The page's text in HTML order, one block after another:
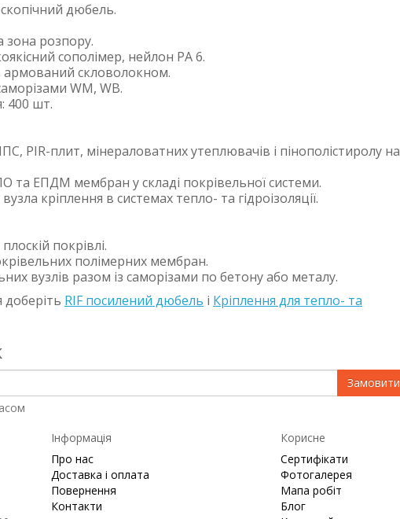
дюбель.
зона розпору.
сополімер, нейлон PA 6.
армований скловолокном.
WM, WB.
400 шт.
PIR-плит, мінераловатних утеплювачів і пінополістиролу на
та ЕПДМ мембран у складі покрівельної системи.
кріплення в системах тепло- та гідроізоляції.
покрівлі.
полімерних мембран.
вузлів разом із саморізами по бетону або металу.
доберіть RIF посилений дюбель і Кріплення для тепло- та
Замовити
Інформація
Про нас
Доставка і оплата
Повернення
Контакти
Корисне
Сертифікати
Фотогалерея
Мапа робіт
Блог